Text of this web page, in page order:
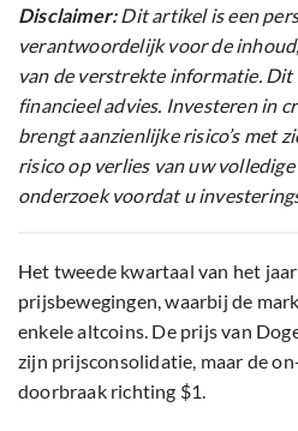
Disclaimer:Dit artikel is een
verantwoordelijk voor de
van de verstrekte informatie.
financieel advies. Investeren in
brengt aanzienlijke risico’s met
risico op verlies van uw
onderzoek voordat u
Het tweede kwartaal van het
prijsbewegingen, waarbij de
enkele altcoins. De prijs van
zijn prijsconsolidatie, maar de
doorbraak richting $1.